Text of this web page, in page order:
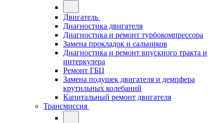
Двигатель
Диагностика двигателя
Диагностика и ремонт турбокомпрессора
Замена прокладок и сальников
Диагностика и ремонт впускного тракта и
интеркулера
Ремонт ГБЦ
Замена подушек двигателя и демпфера
крутильных колебаний
Капитальный ремонт двигателя
Трансмиссия